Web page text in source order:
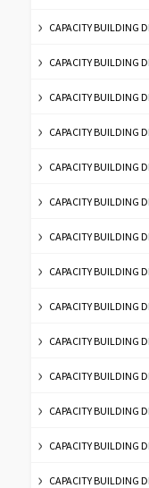
CAPACITY BUILDING
CAPACITY BUILDING
CAPACITY BUILDING
CAPACITY BUILDING
CAPACITY BUILDING
CAPACITY BUILDING
CAPACITY BUILDING
CAPACITY BUILDING
CAPACITY BUILDING
CAPACITY BUILDING
CAPACITY BUILDING
CAPACITY BUILDING
CAPACITY BUILDING
CAPACITY BUILDING